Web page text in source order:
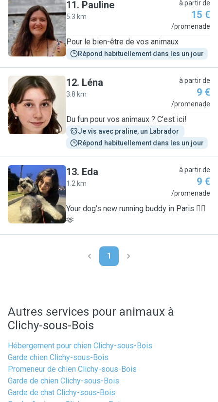
P
11. Pauline
5.3 km
à partir de
15 €
/promenade
Pour le bien-être de vos animaux
Répond habituellement dans les un jour
L
12. Léna
3.8 km
à partir de
9 €
/promenade
Du fun pour vos animaux ? C’est ici!
Je vis avec praline, un Labrador
Répond habituellement dans les un jour
E
13. Eda
1.2 km
à partir de
9 €
/promenade
Your dog’s new running buddy in Paris 🏃‍♀️
🫶
1
Autres services pour animaux à
Clichy-sous-Bois
Hébergement pour chien Clichy-sous-Bois
Garde chien Clichy-sous-Bois
Promeneur de chien Clichy-sous-Bois
Garde de chien Clichy-sous-Bois
Garde de chat Clichy-sous-Bois